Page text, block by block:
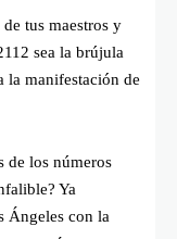
tus maestros y
sea la brújula
la manifestación de
de los números
Ya
Ángeles con la